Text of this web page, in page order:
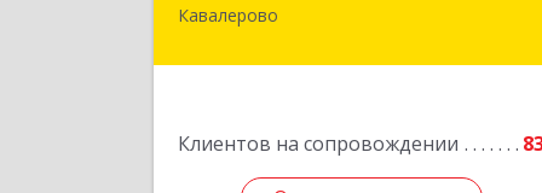
Кавалерово
Клиентов на сопровождении